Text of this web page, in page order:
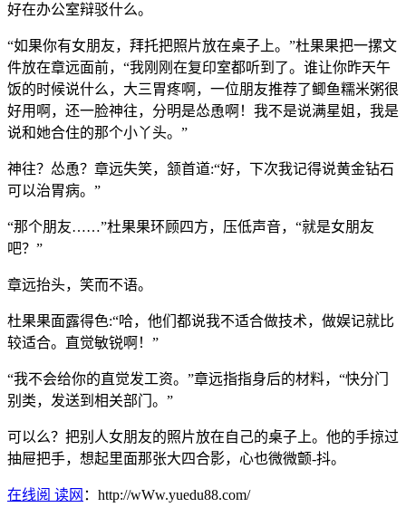
好在办公室辩驳什么。
“如果你有女朋友，拜托把照片放在桌子上。”杜果果把一摞文
件放在章远面前，“我刚刚在复印室都听到了。谁让你昨天午
饭的时候说什么，大三胃疼啊，一位朋友推荐了鲫鱼糯米粥很
好用啊，还一脸神往，分明是怂恿啊！我不是说满星姐，我是
说和她合住的那个小丫头。”
神往？怂恿？章远失笑，颔首道:“好，下次我记得说黄金钻石
可以治胃病。”
“那个朋友……”杜果果环顾四方，压低声音，“就是女朋友
吧？”
章远抬头，笑而不语。
杜果果面露得色:“哈，他们都说我不适合做技术，做娱记就比
较适合。直觉敏锐啊！”
“我不会给你的直觉发工资。”章远指指身后的材料，“快分门
别类，发送到相关部门。”
可以么？把别人女朋友的照片放在自己的桌子上。他的手掠过
抽屉把手，想起里面那张大四合影，心也微微颤-抖。
在线阅 读网 ：http://wWw.yuedu88.com/